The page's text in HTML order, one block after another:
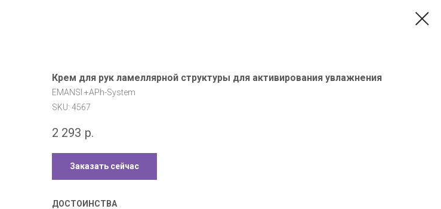
Крем для рук ламеллярной структуры для активирования увлажнения
EMANSI +APh-System
SKU: 4567
2 293 р.
Заказать сейчас
ДОСТОИНСТВА